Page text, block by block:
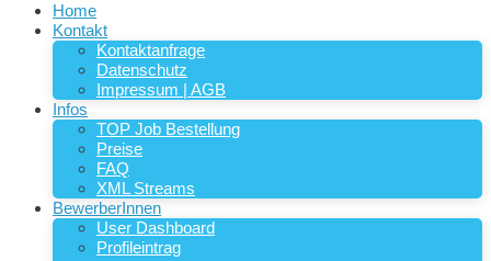
Home
Kontakt
Kontaktanfrage
Datenschutz
Impressum | AGB
Infos
TOP Job Bestellung
Preise
FAQ
XML Streams
BewerberInnen
User Dashboard
Profileintrag